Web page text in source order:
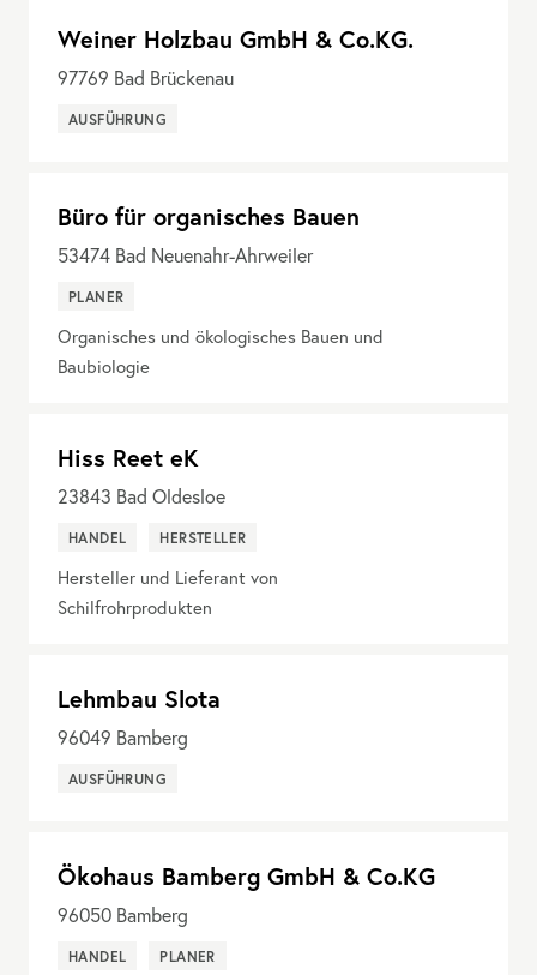
Weiner Holzbau GmbH & Co.KG.
97769 Bad Brückenau
AUSFÜHRUNG
Büro für organisches Bauen
53474 Bad Neuenahr-Ahrweiler
PLANER
Organisches und ökologisches Bauen und
Baubiologie
Hiss Reet eK
23843 Bad Oldesloe
HANDEL HERSTELLER
Hersteller und Lieferant von
Schilfrohrprodukten
Lehmbau Slota
96049 Bamberg
AUSFÜHRUNG
Ökohaus Bamberg GmbH & Co.KG
96050 Bamberg
HANDEL PLANER